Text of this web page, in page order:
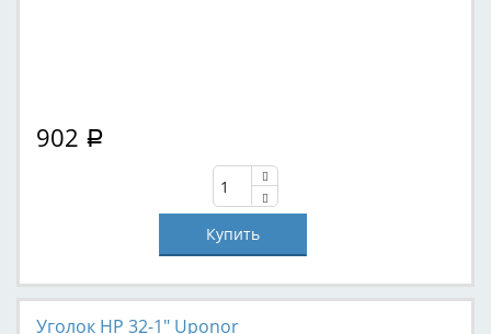
902 Р
Уголок НР 32-1" Uponor